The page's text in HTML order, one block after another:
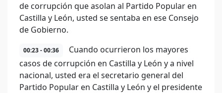
de corrupción que asolan al Partido Popular en
Castilla y León, usted se sentaba en ese Consejo
de Gobierno.
00:23 - 00:36
Cuando ocurrieron los mayores
casos de corrupción en Castilla y León y a nivel
nacional, usted era el secretario general del
Partido Popular en Castilla y León y el presidente